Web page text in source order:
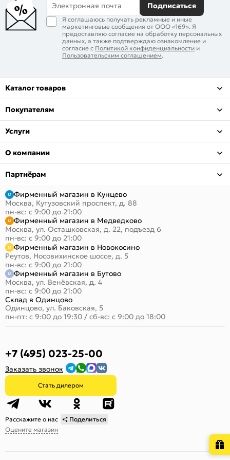
Электронная почта Подписаться
Я соглашаюсь получать рекламные и иные
маркетинговые сообщения от ООО «169». Я
предоставляю согласие на обработку персональных
данных, а также подтверждаю ознакомление и
согласие с Политикой конфиденциальности и
Пользовательским соглашением.
Каталог товаров
Покупателям
Услуги
О компании
Партнёрам
Фирменный магазин в Кунцево
Москва, Кутузовский проспект, д. 88
пн-вс: с 9:00 до 21:00
Фирменный магазин в Медведково
Москва, ул. Осташковская, д. 22, подъезд 6
пн-вс: с 9:00 до 21:00
Фирменный магазин в Новокосино
Реутов, Носовихинское шоссе, д. 5
пн-вс: с 9:00 до 21:00
Фирменный магазин в Бутово
Москва, ул. Венёвская, д. 4
пн-вс: с 9:00 до 21:00
Склад в Одинцово
Одинцово, ул. Баковская, 5
пн-пт: с 9:00 до 19:30 / сб-вс: с 9:00 до 18:00
+7 (495) 023-25-00
Заказать звонок
Стать дилером
Расскажите о нас
Поделиться
Оцените магазин